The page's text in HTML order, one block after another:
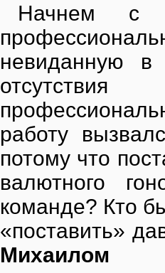
Начнем с
невиданную
работу
потому что
валютного
команде? Кто
«поставить»
Михаилом